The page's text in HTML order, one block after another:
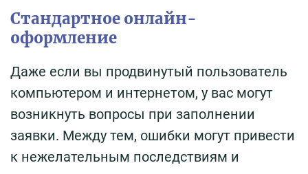
Стандартное онлайн-
оформление
Даже если вы продвинутый пользователь
компьютером и интернетом, у вас могут
возникнуть вопросы при заполнении
заявки. Между тем, ошибки могут привести
к нежелательным последствиям и